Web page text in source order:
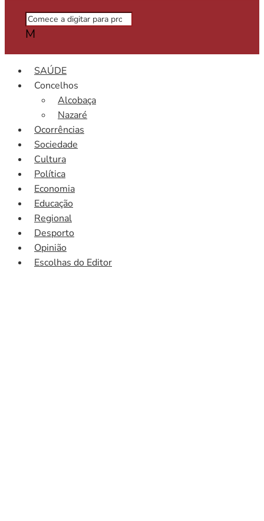
M
SAÚDE
Concelhos
Alcobaça
Nazaré
Ocorrências
Sociedade
Cultura
Política
Economia
Educação
Regional
Desporto
Opinião
Escolhas do Editor